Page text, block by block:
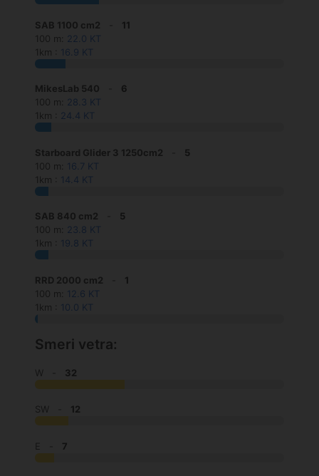
SAB 1100 cm2
11
100 m: 22.0 KT
1km :
16.9 KT
MikesLab 540
6
100 m: 28.3 KT
1km : 24.4 KT
Starboard Glider 3 1250cm2
5
100 m:
16.7 KT
1km :
14.4 KT
SAB 840 cm2
5
100 m: 23.8 KT
1km :
19.8 KT
RRD 2000 cm2
1
100 m:
12.6 KT
1km :
10.0 KT
Smeri vetra:
W - 32
SW - 12
7